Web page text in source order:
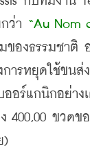
ว่า
ของธรรมชาติ
ารหยุดใช้ขนส่
ออร์แกนิกอย่าง
400,00 ขวดข
)